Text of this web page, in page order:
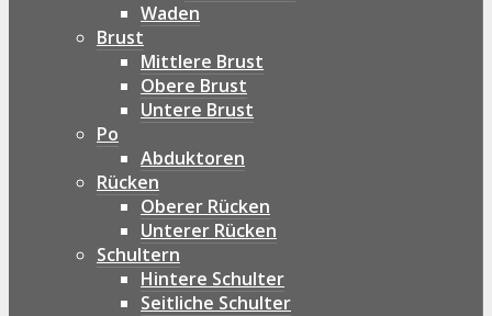
Waden
Brust
Mittlere Brust
Obere Brust
Untere Brust
Po
Abduktoren
Rücken
Oberer Rücken
Unterer Rücken
Schultern
Hintere Schulter
Seitliche Schulter